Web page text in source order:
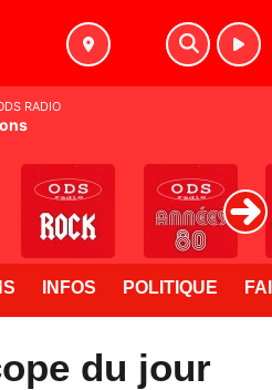
INFOS POLITIQUE
du jour
RADIO